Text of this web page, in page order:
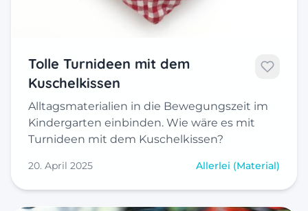
Tolle Turnideen mit dem
Kuschelkissen
Alltagsmaterialien in die Bewegungszeit im
Kindergarten einbinden. Wie wäre es mit
Turnideen mit dem Kuschelkissen?
20. April 2025 Allerlei (Material)